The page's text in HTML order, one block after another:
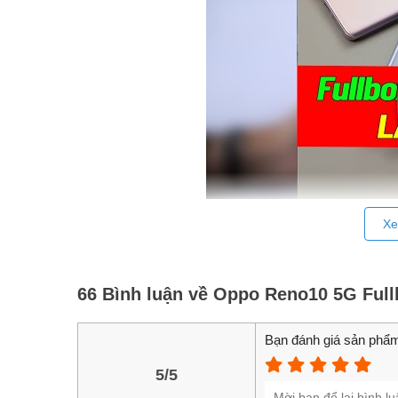
Vì là máy đẹp như mới nên chế độ bảo hành
ngày. Xiaomi hàng Fullbox mở Seal rẻ hơn mới
66 Bình luận về Oppo Reno10 5G
5/5
Bạn đánh giá sản